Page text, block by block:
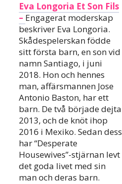
Eva Longoria Et Son Fils
– Engagerat moderskap
beskriver Eva Longoria.
Skådespelerskan födde
sitt första barn, en son vid
namn Santiago, i juni
2018. Hon och hennes
man, affärsmannen Jose
Antonio Baston, har ett
barn. De två började dejta
2013, och de knöt ihop
2016 i Mexiko. Sedan dess
har “Desperate
Housewives”-stjärnan levt
det goda livet med sin
man och deras barn.